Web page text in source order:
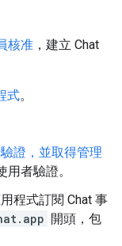
核准 ，建立 Chat
式。
證，並取得管理
用者驗證。
程式訂閱 Chat 事
開頭，包